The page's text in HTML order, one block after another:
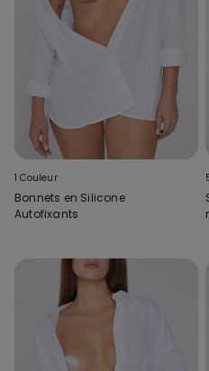
1 Couleur
Bonnets en Silicone
Autofixants